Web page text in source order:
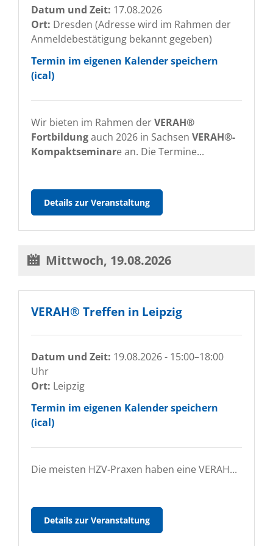
Datum und Zeit: 17.08.2026
Ort: Dresden (Adresse wird im Rahmen der
Anmeldebestätigung bekannt gegeben)
Termin im eigenen Kalender speichern
(ical)
Wir bieten im Rahmen derVERAH®
Fortbildungauch 2026 in Sachsen VERAH®-
Kompaktseminare an. Die Termine...
Details zur VeranstaltungVERAH®
Kompaktseminare
Mittwoch, 19.08.2026
VERAH® Treffen in Leipzig
Datum und Zeit: 19.08.2026 - 15:00–18:00
Uhr
Ort: Leipzig
Termin im eigenen Kalender speichern
(ical)
Die meisten HZV-Praxen haben eine VERAH...
Details zur VeranstaltungVERAH®
Treffen